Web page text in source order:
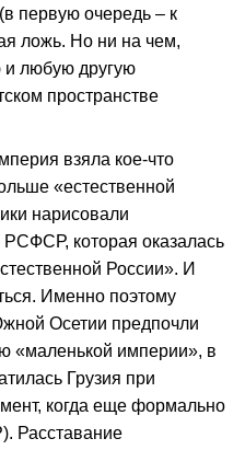
первую очередь – к
ложь. Но ни на чем,
и любую другую
пространстве
взяла кое-что
«естественной
нарисовали
которая оказалась
России». И
Именно поэтому
Осетии предпочли
«маленькой империи», в
Грузия при
когда еще формально
Расставание